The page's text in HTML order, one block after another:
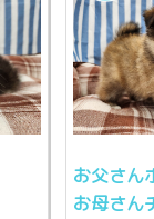
お父さん
お母さん